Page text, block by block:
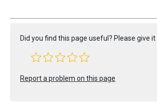
Did you find this page useful? Please give it
Report a problem on this page